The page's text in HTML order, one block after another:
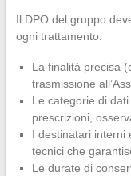
Il DPO del gruppo
ogni trattamento:
La finalità precisa
trasmissione
Le categorie di
prescrizioni,
I destinatari interni
tecnici che
Le durate di